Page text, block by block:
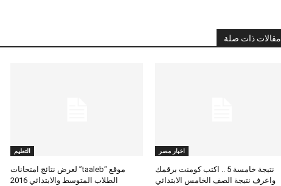
مقالات ذات صلة
اخبار مصر
نتيجة خامسة 5 .. اكتب كومنت برقمك
واعرف نتيجة الصف الخامس الابتدائي
التعليم
موقع “taaleb” لعرض نتائج امتحانات
الطلاب المتوسط والابتدائي 2016